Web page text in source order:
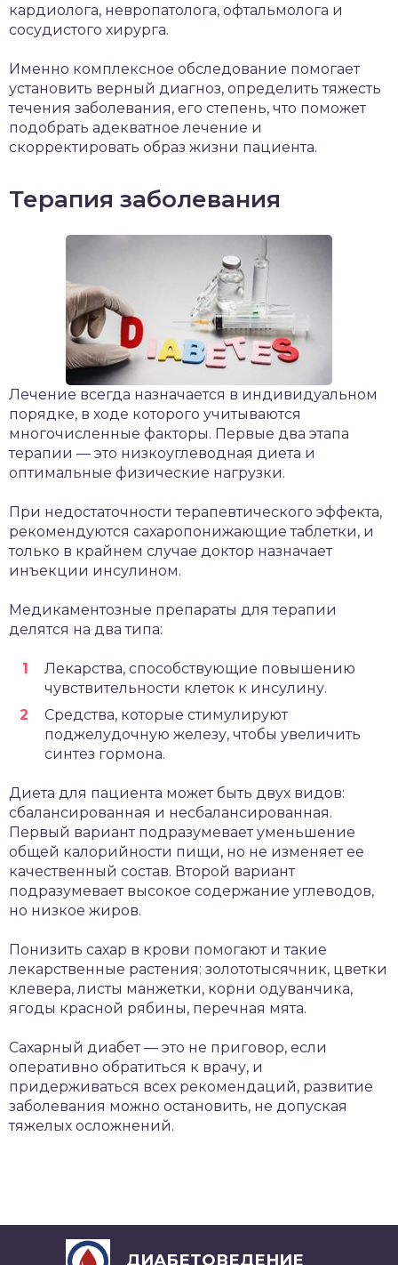
кардиолога, невропатолога, офтальмолога и
сосудистого хирурга.
Именно комплексное обследование помогает
установить верный диагноз, определить тяжесть
течения заболевания, его степень, что поможет
подобрать адекватное лечение и
скорректировать образ жизни пациента.
Терапия заболевания
Лечение всегда назначается в индивидуальном
порядке, в ходе которого учитываются
многочисленные факторы. Первые два этапа
терапии — это низкоуглеводная диета и
оптимальные физические нагрузки.
При недостаточности терапевтического эффекта,
рекомендуются сахаропонижающие таблетки, и
только в крайнем случае доктор назначает
инъекции инсулином.
Медикаментозные препараты для терапии
делятся на два типа:
Лекарства, способствующие повышению
чувствительности клеток к инсулину.
Средства, которые стимулируют
поджелудочную железу, чтобы увеличить
синтез гормона.
Диета для пациента может быть двух видов:
сбалансированная и несбалансированная.
Первый вариант подразумевает уменьшение
общей калорийности пищи, но не изменяет ее
качественный состав. Второй вариант
подразумевает высокое содержание углеводов,
но низкое жиров.
Понизить сахар в крови помогают и такие
лекарственные растения: золототысячник, цветки
клевера, листы манжетки, корни одуванчика,
ягоды красной рябины, перечная мята.
Сахарный диабет — это не приговор, если
оперативно обратиться к врачу, и
придерживаться всех рекомендаций, развитие
заболевания можно остановить, не допуская
тяжелых осложнений.
ДИАБЕТОВЕДЕНИЕ